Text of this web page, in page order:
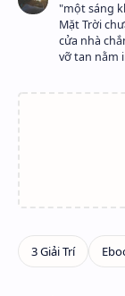
"một sáng
Mặt Trời
cửa nhà
vỡ tan nằm